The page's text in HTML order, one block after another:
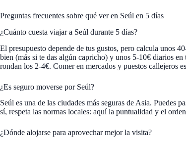
Preguntas frecuentes sobre qué ver en Seúl en 5 días
¿Cuánto cuesta viajar a Seúl durante 5 días?
El presupuesto depende de tus gustos, pero calcula unos
bien (más si te das algún capricho) y unos 5-10€ diarios
rondan los 2-4€. Comer en mercados y puestos callejeros
¿Es seguro moverse por Seúl?
Seúl es una de las ciudades más seguras de Asia. Puedes
sí, respeta las normas locales: aquí la puntualidad y el
¿Dónde alojarse para aprovechar mejor la visita?